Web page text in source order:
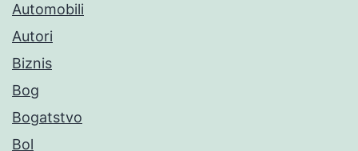
Automobili
Autori
Biznis
Bog
Bogatstvo
Bol